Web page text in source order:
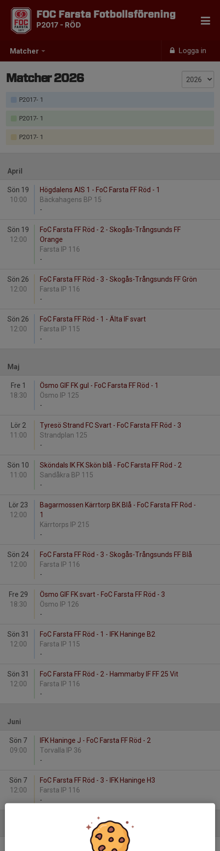
Matcher Logga in
FOC Farsta Fotbollsförening
P2017 - RÖD
Matcher 2026
P2017- 1
P2017- 1
P2017- 1
April
Sön 19
10:00
Högdalens AIS 1 - FoC Farsta FF Röd - 1
Bäckahagens BP 15
-
Sön 19
12:00
FoC Farsta FF Röd - 2 - Skogås-Trångsunds FF
Orange
Farsta IP 116
-
Sön 26
12:00
FoC Farsta FF Röd - 3 - Skogås-Trångsunds FF Grön
Farsta IP 116
-
Sön 26
12:00
FoC Farsta FF Röd - 1 - Älta IF svart
Farsta IP 115
-
Maj
Fre 1
18:30
Ösmo GIF FK gul - FoC Farsta FF Röd - 1
Ösmo IP 125
-
Lör 2
11:00
Tyresö Strand FC Svart - FoC Farsta FF Röd - 3
Strandplan 125
-
Sön 10
11:00
Sköndals IK FK Skön blå - FoC Farsta FF Röd - 2
Sandåkra BP 115
-
Lör 23
12:00
Bagarmossen Kärrtorp BK Blå - FoC Farsta FF Röd -
1
Kärrtorps IP 215
-
Sön 24
12:00
FoC Farsta FF Röd - 3 - Skogås-Trångsunds FF Blå
Farsta IP 116
-
Fre 29
18:30
Ösmo GIF FK svart - FoC Farsta FF Röd - 3
Ösmo IP 126
-
Sön 31
12:00
FoC Farsta FF Röd - 1 - IFK Haninge B2
Farsta IP 115
-
Sön 31
12:00
FoC Farsta FF Röd - 2 - Hammarby IF FF 25 Vit
Farsta IP 116
-
Juni
Sön 7
09:00
IFK Haninge J - FoC Farsta FF Röd - 2
Torvalla IP 36
-
Sön 7
12:00
FoC Farsta FF Röd - 3 - IFK Haninge H3
Farsta IP 116
-
Huddinge IF p 2017:1 - FoC Farsta FF Röd - 3